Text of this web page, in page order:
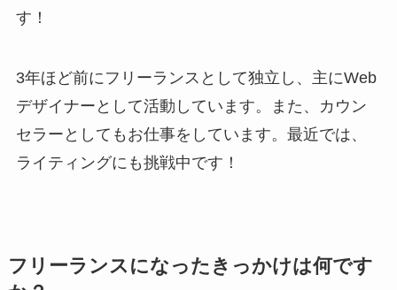
す！
3年ほど前にフリーランスとして独立し、主にWeb
デザイナーとして活動しています。また、カウン
セラーとしてもお仕事をしています。最近では、
ライティングにも挑戦中です！
フリーランスになったきっかけは何です